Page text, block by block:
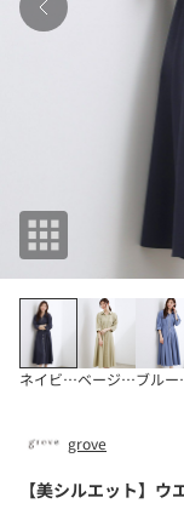
ネイビー×グレー(5
ベージュ×オフ
ブルー
grove
【美シルエット】